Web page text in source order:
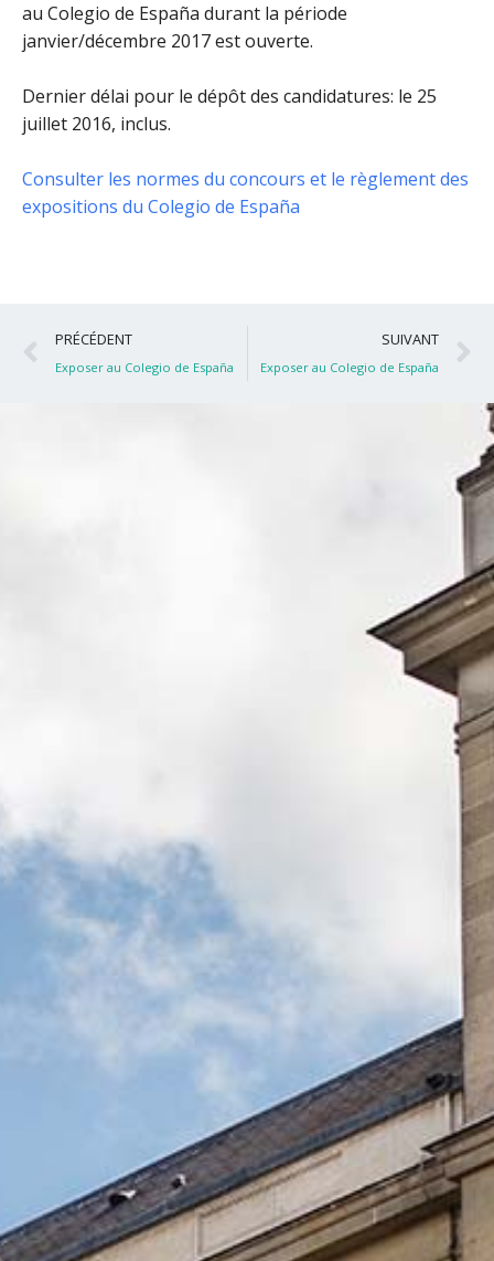
au Colegio de España durant la période
janvier/décembre 2017 est ouverte.
Dernier délai pour le dépôt des candidatures: le 25
juillet 2016, inclus.
Consulter les normes du concours et le règlement des
expositions du Colegio de España
Précédent
PRÉCÉDENT
Exposer au Colegio de España
SUIVANT
Exposer au Colegio de España